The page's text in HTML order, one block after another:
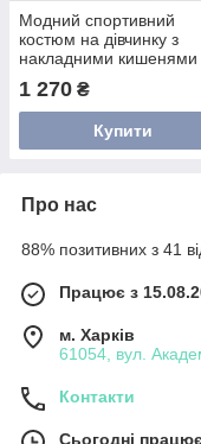
Модний спортивний
костюм на дівчинку з
накладними кишенями
1 270 ₴
Купити
Про нас
88% позитивних з 41
Працює з
м. Харків
61054, вул.
Контакти
Сьогодні